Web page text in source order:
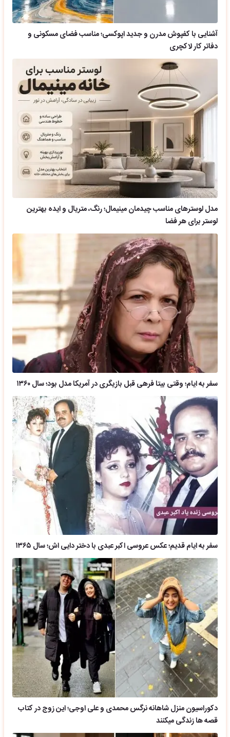
آشنایی با کفپوش مدرن و جدید اپوکسی؛ مناسب فضای مسکونی و
دفاتر کار لاکچری
مدل لوسترهای مناسب چیدمان مینیمال؛ رنگ، متریال و ایده بهترین
لوستر برای هر فضا
سفر به ایام؛ وقتی بیتا فرهی قبل بازیگری در آمریکا مدل بود؛ سال ۱۳۶۰
سفر به ایام قدیم؛ عکس عروسی اکبر عبدی با دختر دایی اش؛ سال ۱۳۶۵
دکوراسیون منزل شاهانه نرگس محمدی و علی اوجی؛ این زوج در کتاب
قصه ها زندگی میکنند